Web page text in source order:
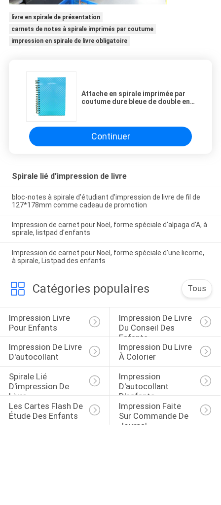
livre en spirale de présentation
carnets de notes à spirale imprimés par coutume
impression en spirale de livre obligatoire
Attache en spirale imprimée par
coutume dure bleue de double en
Continuer
Spirale lié d'impression de livre
bloc-notes à spirale d'étudiant d'impression de livre de fil de
127*178mm comme cadeau de promotion
Impression de carnet pour Noël, forme spéciale d'alpaga d'A, à
spirale, listpad d'enfants
Impression de carnet pour Noël, forme spéciale d'une licorne,
à spirale, Listpad des enfants
Catégories populaires Tous
Impression Livre
Pour Enfants
Impression De Livre
Du Conseil Des
Enfants
Impression De Livre
D'autocollant
Impression Du Livre
À Colorier
Spirale Lié
D'impression De
Livre
Impression
D'autocollant
D'enfants
Les Cartes Flash De
Étude Des Enfants
Impression Faite
Sur Commande De
Journal